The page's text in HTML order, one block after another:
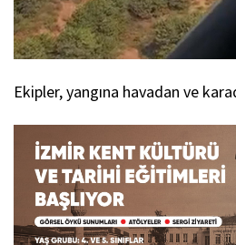
Ekipler, yangına havadan ve